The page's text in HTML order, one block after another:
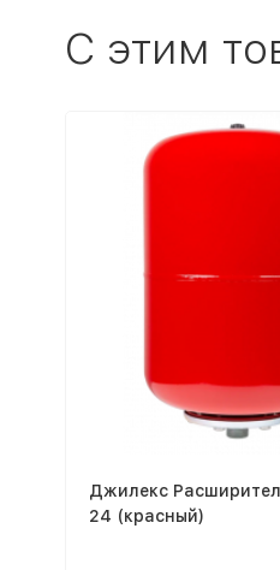
C этим
Джилекс
24 (красный)